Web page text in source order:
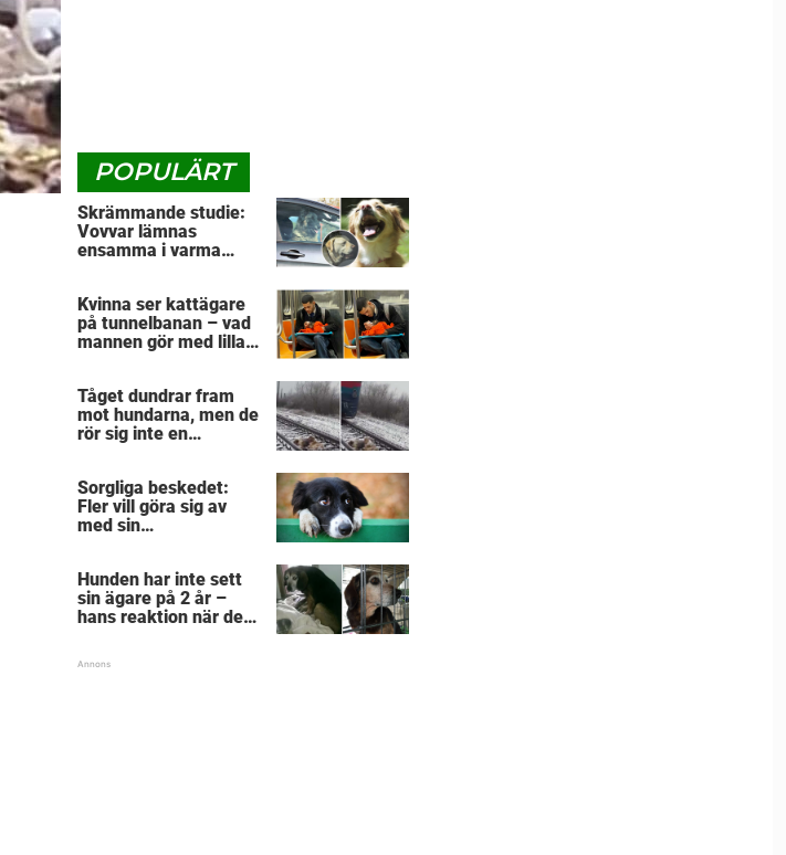
POPULÄRT
Skrämmande studie:
Vovvar lämnas
ensamma i varma
förväg"
Kvinna ser kattägare
på tunnelbanan – vad
mannen gör med lilla
Tåget dundrar fram
mot hundarna, men de
rör sig inte en
hjärtskärande
Sorgliga beskedet:
Fler vill göra sig av
med sin
Hunden har inte sett
sin ägare på 2 år –
hans reaktion när de